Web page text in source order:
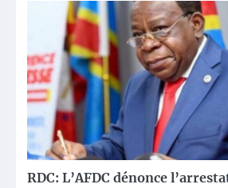
RDC: L’AFDC dénonce